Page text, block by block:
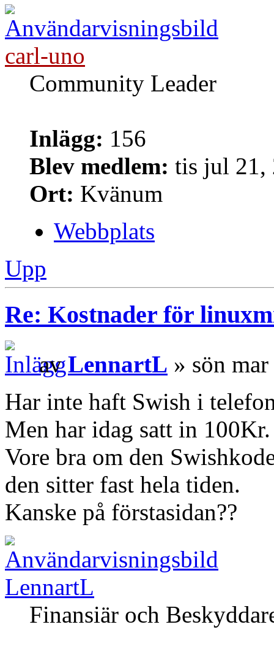
carl-uno
Community Leader
Inlägg: 156
Blev medlem: tis jul 21,
Ort: Kvänum
Webbplats
Upp
Re: Kostnader för
avLennartL » sön
Har inte haft Swish i
Men har idag satt in 100Kr.
Vore bra om den
den sitter fast hela tiden.
Kanske på förstasidan??
LennartL
Finansiär och